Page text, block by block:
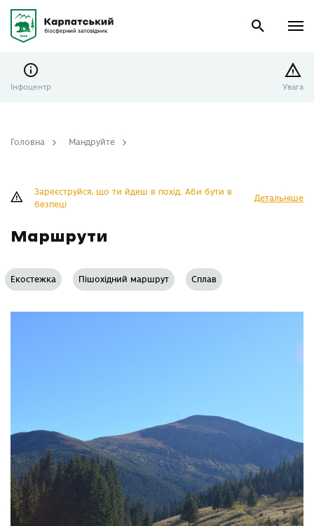
Інфоцентр Увага
Головна Мандруйте
Зареєструйся, що ти йдеш в похід. Аби бути в
безпеці
Детальніше
Маршрути
Екостежка Пішохідний маршрут Сплав